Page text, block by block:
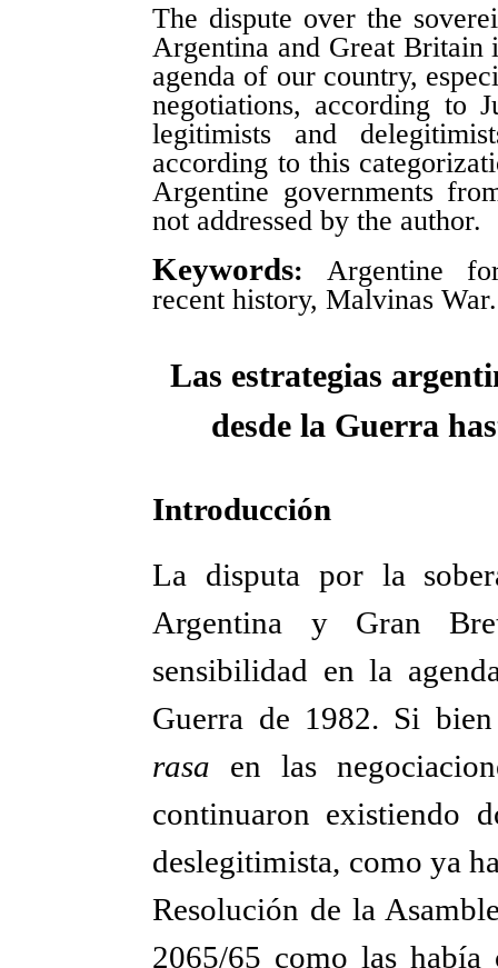
The dispute over the
Argentina and Great Britain
agenda of our country,
negotiations, according to
legitimists and
according to this
Argentine governments
not addressed by the author.
Keywords: Argentine
recent history, Malvinas War.
Las estrategias
desde la Guerra
Introducción
La disputa por la
Argentina y Gran
sensibilidad en la
Guerra de 1982. Si
rasa en las
continuaron existiendo
deslegitimista, como ya
Resolución de la
2065/65 como las había